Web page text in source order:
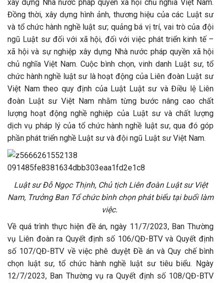
xây dựng Nhà nước pháp quyền xã hội chủ nghĩa Việt Nam.
Đồng thời, xây dựng hình ảnh, thương hiệu của các Luật sư
và tổ chức hành nghề luật sư; quảng bá vị trí, vai trò của đội
ngũ Luật sư đối với xã hội, đối với việc phát triển kinh tế –
xã hội và sự nghiệp xây dựng Nhà nước pháp quyền xã hội
chủ nghĩa Việt Nam. Cuộc bình chọn, vinh danh Luật sư, tổ
chức hành nghề luật sư là hoạt động của Liên đoàn Luật sư
Việt Nam theo quy định của Luật Luật sư và Điều lệ Liên
đoàn Luật sư Việt Nam nhằm từng bước nâng cao chất
lượng hoạt động nghề nghiệp của Luật sư và chất lượng
dịch vụ pháp lý của tổ chức hành nghề luật sư, qua đó góp
phần phát triển nghề Luật sư và đội ngũ Luật sư Việt Nam.
Luật sư Đỗ Ngọc Thịnh, Chủ tịch Liên đoàn Luật sư Việt
Nam, Trưởng Ban Tổ chức bình chọn phát biểu tại buổi làm
việc.
Về quátrìnhthực hiện đề án, ngày 11/7/2023, Ban Thường
vụ Liên đoàn ra Quyết định số 106/QĐ-BTV và Quyết định
số 107/QĐ-BTV về việc phê duyệt Đề án và Quy chế bình
chọn luật sư, tổ chức hành nghề luật sư tiêu biểu. Ngày
12/7/2023, Ban Thường vụ ra Quyết định số 108/QĐ-BTV